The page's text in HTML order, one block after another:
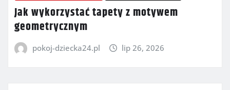
Jak wykorzystać tapety z motywem
geometrycznym
pokoj-dziecka24.pl lip 26, 2026